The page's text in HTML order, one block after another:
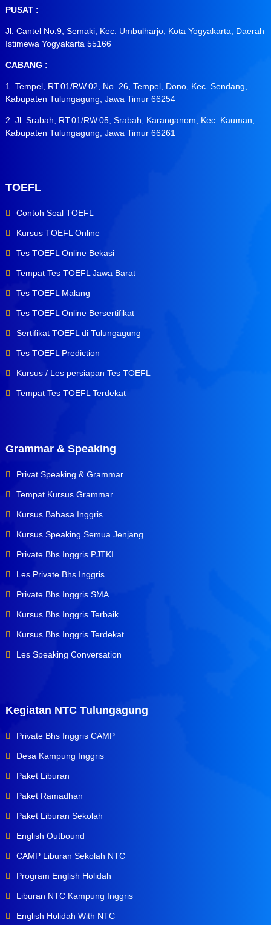
PUSAT :
Jl. Cantel No.9, Semaki, Kec. Umbulharjo, Kota Yogyakarta, Daerah
Istimewa Yogyakarta 55166
CABANG :
1. Tempel, RT.01/RW.02, No. 26, Tempel, Dono, Kec. Sendang,
Kabupaten Tulungagung, Jawa Timur 66254
2. Jl. Srabah, RT.01/RW.05, Srabah, Karanganom, Kec. Kauman,
Kabupaten Tulungagung, Jawa Timur 66261
TOEFL
Contoh Soal TOEFL
Kursus TOEFL Online
Tes TOEFL Online Bekasi
Tempat Tes TOEFL Jawa Barat
Tes TOEFL Malang
Tes TOEFL Online Bersertifikat
Sertifikat TOEFL di Tulungagung
Tes TOEFL Prediction
Kursus / Les persiapan Tes TOEFL
Tempat Tes TOEFL Terdekat
Grammar & Speaking
Privat Speaking & Grammar
Tempat Kursus Grammar
Kursus Bahasa Inggris
Kursus Speaking Semua Jenjang
Private Bhs Inggris PJTKI
Les Private Bhs Inggris
Private Bhs Inggris SMA
Kursus Bhs Inggris Terbaik
Kursus Bhs Inggris Terdekat
Les Speaking Conversation
Kegiatan NTC Tulungagung
Private Bhs Inggris CAMP
Desa Kampung Inggris
Paket Liburan
Paket Ramadhan
Paket Liburan Sekolah
English Outbound
CAMP Liburan Sekolah NTC
Program English Holidah
Liburan NTC Kampung Inggris
English Holidah With NTC